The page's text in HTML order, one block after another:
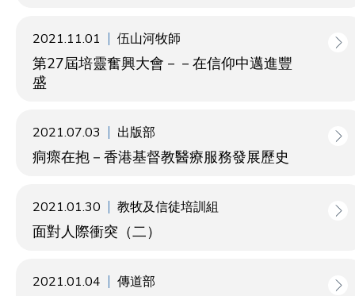
2021.11.01 伍山河牧師
第27屆培靈奮興大會－－在信仰中邁進豐
盛
2021.07.03 出版部
痌瘝在抱－香港基督教醫療服務發展歷史
2021.01.30 教牧及信徒培訓組
面對人際衝突（二）
2021.01.04 傳道部